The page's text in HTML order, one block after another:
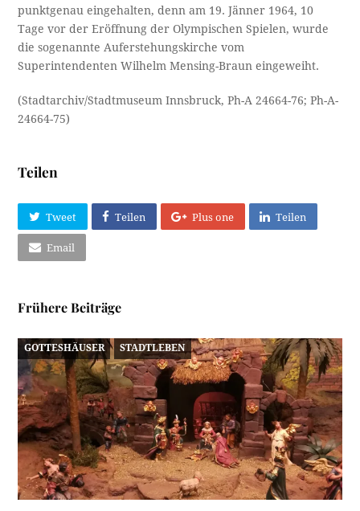
punktgenau eingehalten, denn am 19. Jänner 1964, 10
Tage vor der Eröffnung der Olympischen Spielen, wurde
die sogenannte Auferstehungskirche vom
Superintendenten Wilhelm Mensing-Braun eingeweiht.
(Stadtarchiv/Stadtmuseum Innsbruck, Ph-A 24664-76; Ph-A-
24664-75)
Teilen
Tweet Teilen Plus one Teilen
Email
Frühere Beiträge
GOTTESHÄUSER STADTLEBEN